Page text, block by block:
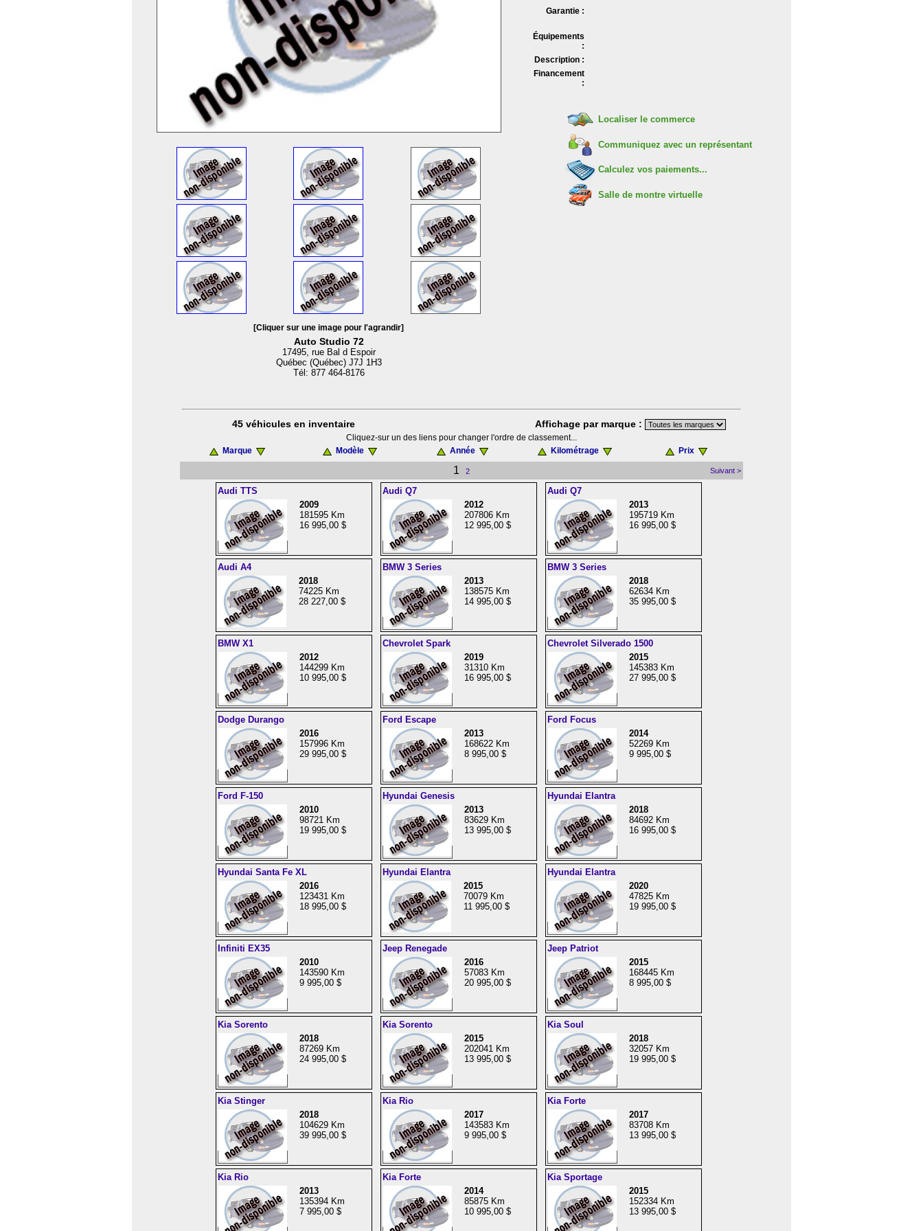
[Cliquer sur une image pour l'agrandir]
Garantie :
Équipements
:
Description :
Financement
:
Localiser le commerce
Communiquez avec un représentant
Calculez vos paiements...
Salle de montre virtuelle
Auto Studio 72
17495, rue Bal d Espoir
Québec (Québec) J7J 1H3
Tél: 877 464-8176
45 véhicules en inventaire Affichage par marque :
Cliquez-sur un des liens pour changer l'ordre de classement...
Marque
Modèle Année Kilométrage Prix
1 2 Suivant >
Audi TTS
2009
181595 Km
16 995,00 $
Audi Q7
2012
207806 Km
12 995,00 $
Audi Q7
2013
195719 Km
16 995,00 $
Audi A4
2018
74225 Km
28 227,00 $
BMW 3 Series
2013
138575 Km
14 995,00 $
BMW 3 Series
2018
62634 Km
35 995,00 $
BMW X1
2012
144299 Km
10 995,00 $
Chevrolet Spark
2019
31310 Km
16 995,00 $
Chevrolet Silverado 1500
2015
145383 Km
27 995,00 $
Dodge Durango
2016
157996 Km
29 995,00 $
Ford Escape
2013
168622 Km
8 995,00 $
Ford Focus
2014
52269 Km
9 995,00 $
Ford F-150
2010
98721 Km
19 995,00 $
Hyundai Genesis
2013
83629 Km
13 995,00 $
Hyundai Elantra
2018
84692 Km
16 995,00 $
Hyundai Santa Fe XL
2016
123431 Km
18 995,00 $
Hyundai Elantra
2015
70079 Km
11 995,00 $
Hyundai Elantra
2020
47825 Km
19 995,00 $
Infiniti EX35
2010
143590 Km
9 995,00 $
Jeep Renegade
2016
57083 Km
20 995,00 $
Jeep Patriot
2015
168445 Km
8 995,00 $
Kia Sorento
2018
87269 Km
24 995,00 $
Kia Sorento
2015
202041 Km
13 995,00 $
Kia Soul
2018
32057 Km
19 995,00 $
Kia Stinger
2018
104629 Km
39 995,00 $
Kia Rio
2017
143583 Km
9 995,00 $
Kia Forte
2017
83708 Km
13 995,00 $
Kia Rio
2013
135394 Km
7 995,00 $
Kia Forte
2014
85875 Km
10 995,00 $
Kia Sportage
2015
152334 Km
13 995,00 $